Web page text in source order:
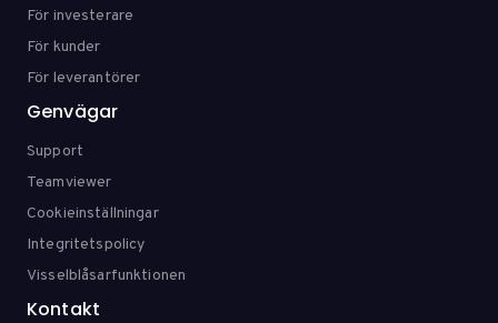
För investerare
För kunder
För leverantörer
Genvägar
Support
Teamviewer
Cookieinställningar
Integritetspolicy
Visselblåsarfunktionen
Kontakt